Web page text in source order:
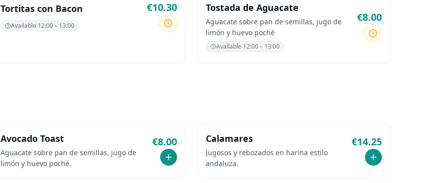
Tortitas con Bacon
Available 12:00 – 13:00
€10.30 Tostada de Aguacate
Aguacate sobre pan de semillas, jugo de
limón y huevo poché
Available 12:00 – 13:00
€8.00
Avocado Toast
Aguacate sobre pan de semillas, jugo de
limón y huevo poché.
€8.00 Calamares
Jugosos y rebozados en harina estilo
andaluza.
€14.25